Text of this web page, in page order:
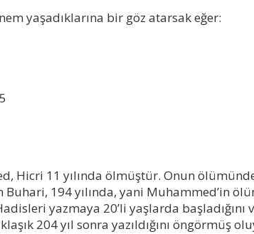
yaşadıklarına bir göz atarsak eğer:
Hicri 11 yılında ölmüştür. Onun
Buhari, 194 yılında, yani Muhammed’in
yazmaya 20’li yaşlarda başladığını
204 yıl sonra yazıldığını öngörmüş